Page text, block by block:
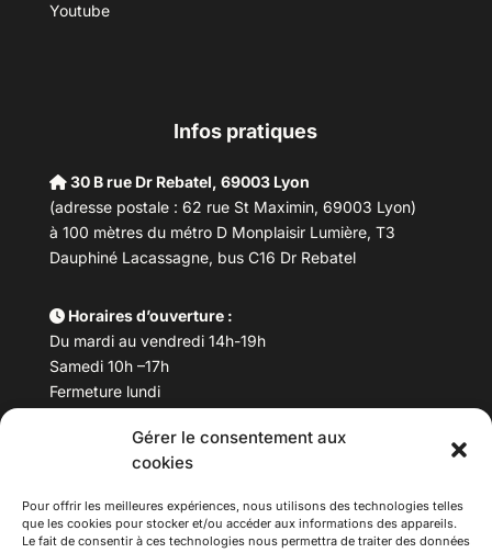
Gérer le consentement aux
cookies
Pour offrir les meilleures expériences, nous utilisons des technologies telles
que les cookies pour stocker et/ou accéder aux informations des appareils.
Le fait de consentir à ces technologies nous permettra de traiter des données
Youtube
Infos pratiques
30 B rue Dr Rebatel, 69003 Lyon
(adresse postale : 62 rue St Maximin, 69003 Lyon)
à 100 mètres du métro D Monplaisir Lumière, T3
Dauphiné Lacassagne, bus C16 Dr Rebatel
Horaires d’ouverture :
Du mardi au vendredi 14h-19h
Samedi 10h –17h
Fermeture lundi
Téléphone : 04 78 53 06 40
maisondesculturesasiatiques@asiexpo.com